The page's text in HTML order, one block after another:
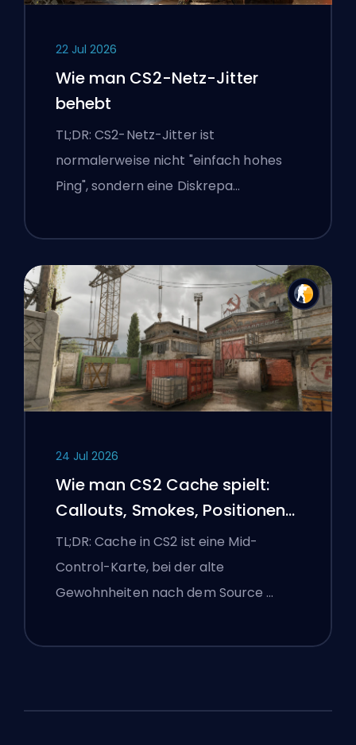
22 Jul 2026
Wie man CS2-Netz-Jitter
behebt
TL;DR: CS2-Netz-Jitter ist
normalerweise nicht "einfach hohes
Ping", sondern eine Diskrepa…
24 Jul 2026
Wie man CS2 Cache spielt:
Callouts, Smokes, Positionen
und Premier-Tipps
TL;DR: Cache in CS2 ist eine Mid-
Control-Karte, bei der alte
Gewohnheiten nach dem Source …